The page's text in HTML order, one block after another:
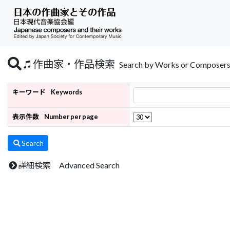
作曲家・作品検索 Search by Works or Composers
キーワード Keywords
表示件数 Number per page
Search
詳細検索 Advanced Search